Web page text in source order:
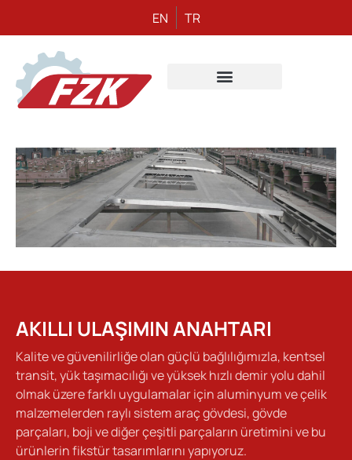
EN TR
AKILLI ULAŞIMIN ANAHTARI
Kalite ve güvenilirliğe olan güçlü bağlılığımızla, kentsel
transit, yük taşımacılığı ve yüksek hızlı demir yolu dahil
olmak üzere farklı uygulamalar için aluminyum ve çelik
malzemelerden raylı sistem araç gövdesi, gövde
parçaları, boji ve diğer çeşitli parçaların üretimini ve bu
ürünlerin fikstür tasarımlarını yapıyoruz.